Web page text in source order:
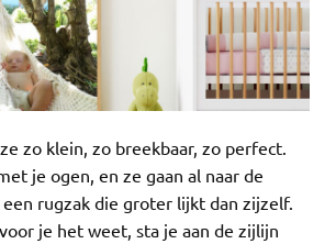
zo klein, zo breekbaar, zo perfect.
je ogen, en ze gaan al naar de
een rugzak die groter lijkt dan zijzelf.
je het weet, sta je aan de zijlijn